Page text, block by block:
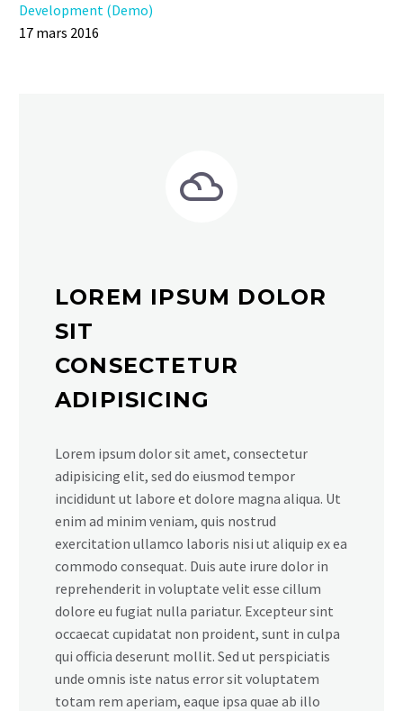
Development (Demo)
17 mars 2016


LOREM IPSUM DOLOR
SIT
CONSECTETUR
ADIPISICING
Lorem ipsum dolor sit amet, consectetur
adipisicing elit, sed do eiusmod tempor
incididunt ut labore et dolore magna aliqua. Ut
enim ad minim veniam, quis nostrud
exercitation ullamco laboris nisi ut aliquip ex ea
commodo consequat. Duis aute irure dolor in
reprehenderit in voluptate velit esse cillum
dolore eu fugiat nulla pariatur. Excepteur sint
occaecat cupidatat non proident, sunt in culpa
qui officia deserunt mollit. Sed ut perspiciatis
unde omnis iste natus error sit voluptatem
totam rem aperiam, eaque ipsa quae ab illo